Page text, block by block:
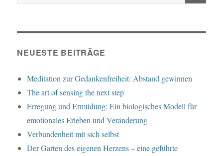
nach:
NEUESTE BEITRÄGE
Meditation zur Gedankenfreiheit: Abstand gewinnen
The art of sensing the next step
Erregung und Ermüdung: Ein biologisches Modell für
emotionales Erleben und Veränderung
Verbundenheit mit sich selbst
Der Garten des eigenen Herzens – eine geführte